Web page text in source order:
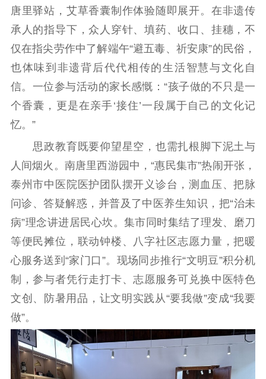
红色资源保护利
新闻出版
精品出版 全民阅读
出版监管
扫黄打非
电影创作 电影市场
机关党建
党建要闻 学习在线
文化人才
紫金人才 职称评审
数据资源
新时代公民素养
提升资源库
新闻出版
政务服务
作品著作权
登记服务
科研创新
文艺创作
唐里驿站，艾草香囊制作体验随即展开。在非遗传
承人的指导下，众人穿针、填药、收口、挂穗，不
仅在指尖劳作中了解端午“避五毒、祈安康”的民俗，
也体味到非遗背后代代相传的生活智慧与文化自
信。一位参与活动的家长感慨：“孩子做的不只是一
个香囊，更是在亲手‘接住’一段属于自己的文化记
忆。”
思政教育既要仰望星空，也需扎根脚下泥土与
人间烟火。南唐里西游园中，“惠民集市”热闹开张，
泰州市中医院医护团队摆开义诊台，测血压、把脉
问诊、答疑解惑，并普及了中医养生知识，把“治未
病”理念讲进居民心坎。集市同时集结了理发、磨刀
等便民摊位，联动钟楼、八字社区志愿力量，把暖
心服务送到“家门口”。现场同步推行“文明豆”积分机
制，参与者凭行走打卡、志愿服务可兑换中医特色
文创、防暑用品，让文明实践从“要我做”变成“我要
做”。